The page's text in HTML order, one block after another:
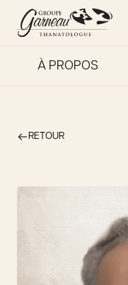
À PROPOS
RETOUR